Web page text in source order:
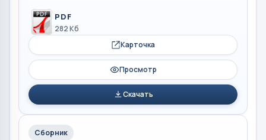
PDF
282 Кб
Карточка
Просмотр
Скачать
Сборник